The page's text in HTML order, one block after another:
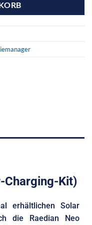
Charging-Kit)
erhältlichen Solar
die Raedian Neo